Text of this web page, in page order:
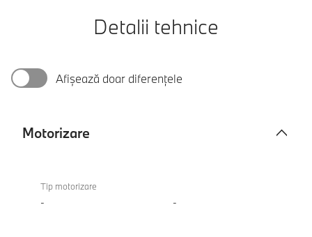
Detalii tehnice
Afișează doar diferențele
Motorizare
Tip motorizare
- -